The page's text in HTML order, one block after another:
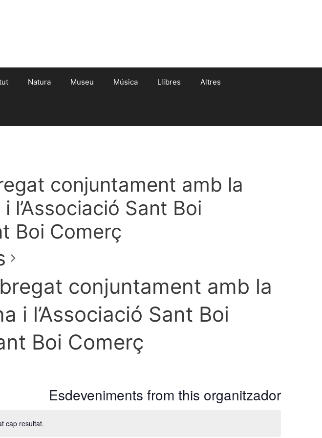
Natura Museu Música Llibres Altres
cap resultat.
conjuntament amb la
Sant Boi
Boi Comerç
conjuntament amb la
i l’Associació Sant Boi
Boi Comerç
Esdeveniments from this organitzador